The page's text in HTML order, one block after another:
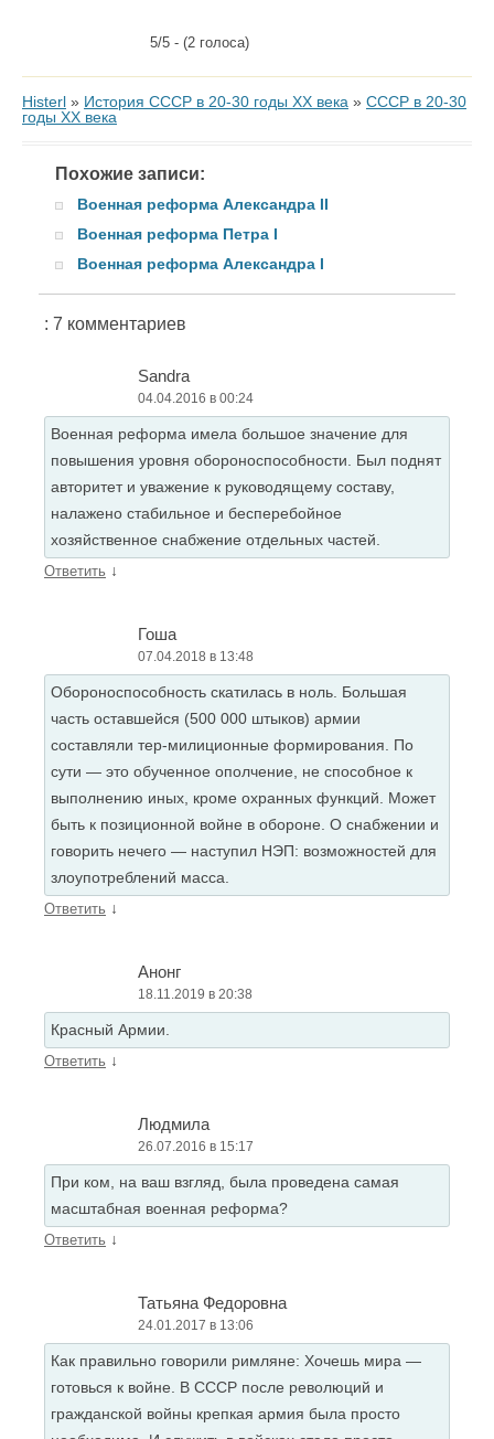
5/5 - (2 голоса)
Histerl » История СССР в 20-30 годы ХХ века » СССР в 20-30
годы ХХ века
Похожие записи:
Военная реформа Александра II
Военная реформа Петра I
Военная реформа Александра I
: 7 комментариев
Sandra
04.04.2016 в 00:24
Военная реформа имела большое значение для
повышения уровня обороноспособности. Был поднят
авторитет и уважение к руководящему составу,
налажено стабильное и бесперебойное
хозяйственное снабжение отдельных частей.
Ответить ↓
Гоша
07.04.2018 в 13:48
Обороноспособность скатилась в ноль. Большая
часть оставшейся (500 000 штыков) армии
составляли тер-милиционные формирования. По
сути — это обученное ополчение, не способное к
выполнению иных, кроме охранных функций. Может
быть к позиционной войне в обороне. О снабжении и
говорить нечего — наступил НЭП: возможностей для
злоупотреблений масса.
Ответить ↓
Анонг
18.11.2019 в 20:38
Красный Армии.
Ответить ↓
Людмила
26.07.2016 в 15:17
При ком, на ваш взгляд, была проведена самая
масштабная военная реформа?
Ответить ↓
Татьяна Федоровна
24.01.2017 в 13:06
Как правильно говорили римляне: Хочешь мира —
готовься к войне. В СССР после революций и
гражданской войны крепкая армия была просто